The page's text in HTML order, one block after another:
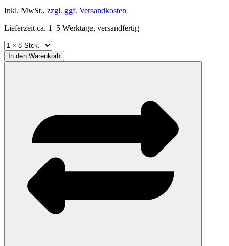
Inkl. MwSt., zzgl. ggf. Versandkosten
Lieferzeit ca. 1–5 Werktage, versandfertig
In den Warenkorb